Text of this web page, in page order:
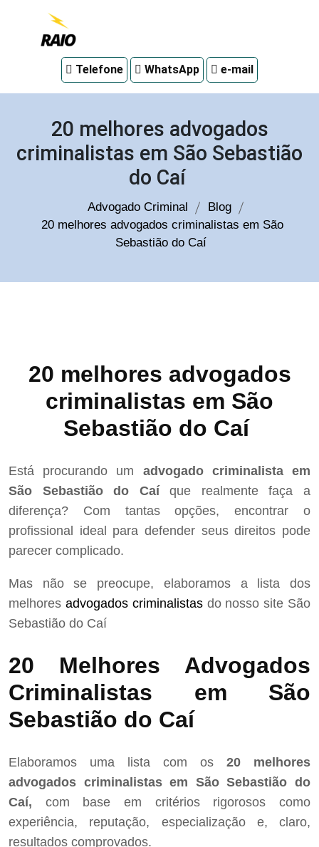
em
Telefone WhatsApp e-mail
20 melhores advogados
criminalistas em São Sebastião
do Caí
Advogado Criminal
Blog
20 melhores advogados criminalistas em São
Sebastião do Caí
20 melhores advogados
criminalistas em São
Sebastião do Caí
Está procurando um advogado criminalista em
São Sebastião do Caíque realmente faça a
diferença? Com tantas opções, encontrar o
profissional ideal para defender seus direitos pode
parecer complicado.
Mas não se preocupe, elaboramos a lista dos
melhores advogados criminalistasdo nosso site São
Sebastião do Caí
20 Melhores Advogados
Criminalistas em São
Sebastião do Caí
Elaboramos uma lista com os 20 melhores
advogados criminalistas em São Sebastião do
Caí, com base em critérios rigorosos como
experiência, reputação, especialização e, claro,
resultados comprovados.